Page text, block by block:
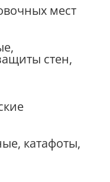
мест
стен,
катафоты,